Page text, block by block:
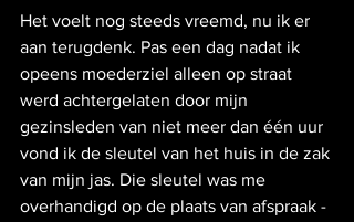
Het voelt nog steeds vreemd, nu ik er
aan terugdenk. Pas een dag nadat ik
opeens moederziel alleen op straat
werd achtergelaten door mijn
gezinsleden van niet meer dan één uur
vond ik de sleutel van het huis in de zak
van mijn jas. Die sleutel was me
overhandigd op de plaats van afspraak -